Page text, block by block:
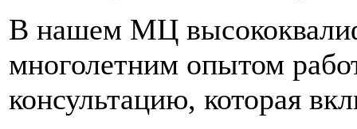
В нашем МЦ
многолетним опытом
консультацию, которая